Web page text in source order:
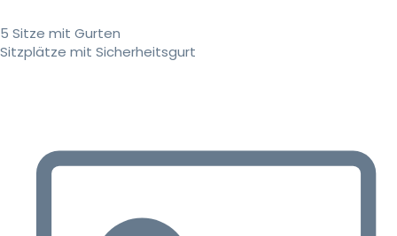
5 Sitze mit Gurten
Sitzplätze mit Sicherheitsgurt